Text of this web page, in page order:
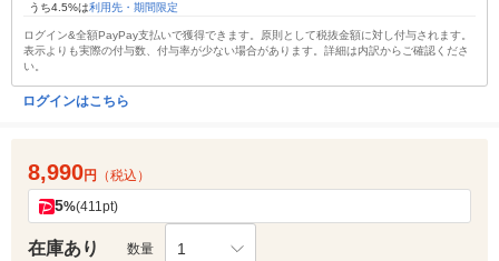
うち4.5%は利用先・期間限定
ログイン&全額PayPay支払いで獲得できます。原則として税抜金額に対し付与されます。
表示よりも実際の付与数、付与率が少ない場合があります。詳細は内訳からご確認くださ
い。
ログインはこちら
8,990円 （税込）
5%(411pt)
在庫あり 数量 1